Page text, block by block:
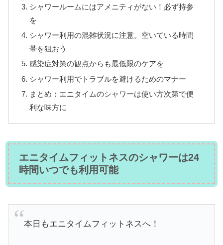
シャワールームにはアメニティがない！必ず持参
を
シャワー利用の混雑状況に注意。空いている時間
帯を狙おう
感染症対策の観点からも最低限のケアを
シャワー利用でトラブルを避けるためのマナー
まとめ：エニタイムのシャワーは使い方次第で便
利な味方に
エニタイムフィットネスのシャワーは24
時間いつでも利用可能
本日もエニタイムフィットネスへ！